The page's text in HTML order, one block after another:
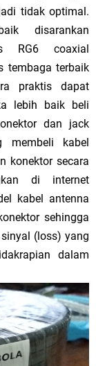
tidak optimal.
disarankan
RG6 coaxial
tembaga terbaik
praktis dapat
lebih baik beli
dan jack
membeli kabel
konektor secara
di internet
kabel antenna
sehingga
(loss) yang
dalam